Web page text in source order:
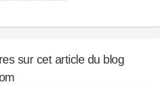
sur cet article du blog